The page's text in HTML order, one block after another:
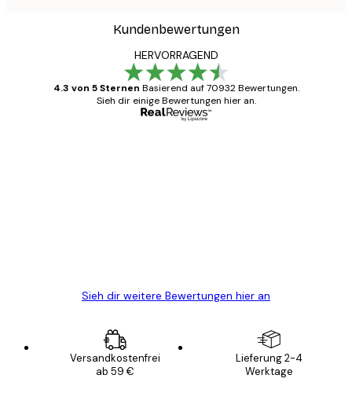
Kundenbewertungen
HERVORRAGEND
4.3 von 5 Sternen Basierend auf 70932 Bewertungen.
Sieh dir einige Bewertungen hier an.
Sieh dir weitere Bewertungen hier an
Versandkostenfrei
ab 59 €
Lieferung 2-4
Werktage